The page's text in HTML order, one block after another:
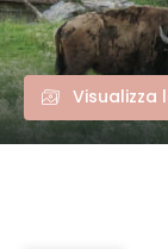
Visualizza